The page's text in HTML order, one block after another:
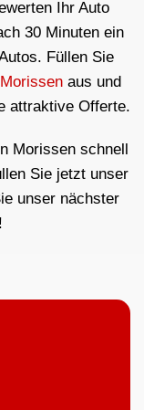
Ihr Auto
30 Minuten ein
Füllen Sie
aus und
attraktive Offerte.
Morissen schnell
Sie jetzt unser
unser nächster